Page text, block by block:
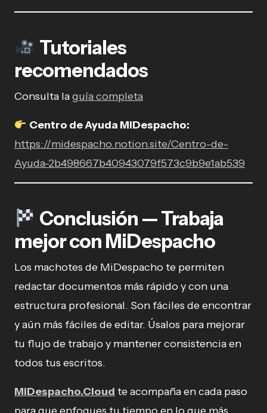
Tutoriales
recomendados
Consulta laguía completa
Centro de Ayuda MiDespacho:
https://midespacho.notion.site/Centro-de-
Ayuda-2b498667b40943079f573c9b9e1ab539
Conclusión — Trabaja
mejor con MiDespacho
Los machotes de MiDespacho te permiten
redactar documentos más rápido y con una
estructura profesional. Son fáciles de encontrar
y aún más fáciles de editar. Úsalos para mejorar
tu flujo de trabajo y mantener consistencia en
todos tus escritos.
MiDespacho.Cloud te acompaña en cada paso